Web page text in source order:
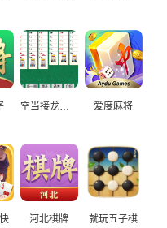
空当接龙经典休闲 爱度麻将
河北棋牌 就玩五子棋